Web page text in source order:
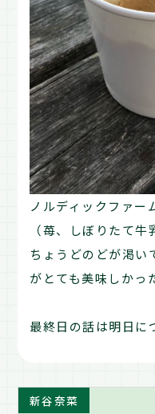
ノルディックファー
（苺、しぼりたて牛
ちょうどのどが渇い
がとても美味しかっ
最終日の話は明日に
新谷奈菜